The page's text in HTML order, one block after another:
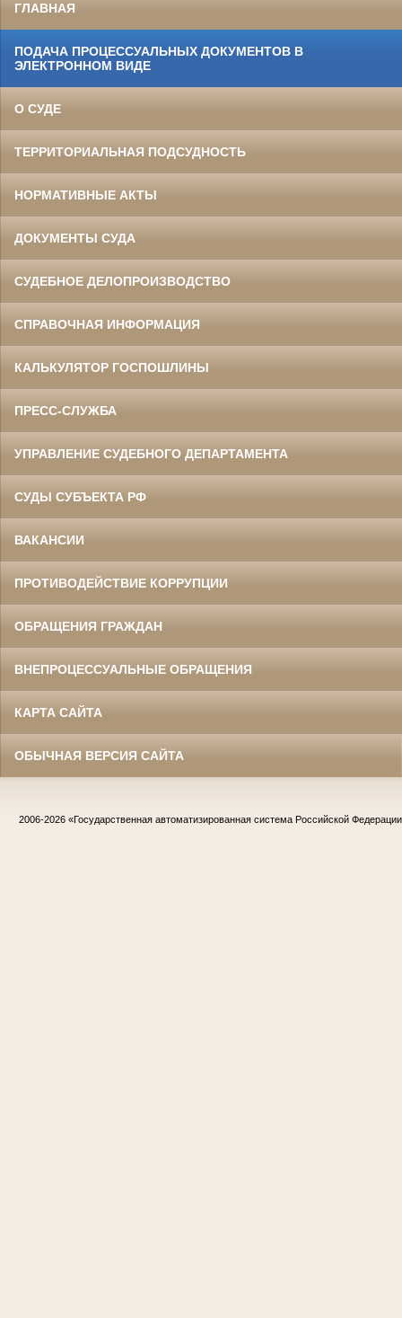
ГЛАВНАЯ
ПОДАЧА ПРОЦЕССУАЛЬНЫХ ДОКУМЕНТОВ В
ЭЛЕКТРОННОМ ВИДЕ
О СУДЕ
ТЕРРИТОРИАЛЬНАЯ ПОДСУДНОСТЬ
НОРМАТИВНЫЕ АКТЫ
ДОКУМЕНТЫ СУДА
СУДЕБНОЕ ДЕЛОПРОИЗВОДСТВО
СПРАВОЧНАЯ ИНФОРМАЦИЯ
КАЛЬКУЛЯТОР ГОСПОШЛИНЫ
ПРЕСС-СЛУЖБА
УПРАВЛЕНИЕ СУДЕБНОГО ДЕПАРТАМЕНТА
СУДЫ СУБЪЕКТА РФ
ВАКАНСИИ
ПРОТИВОДЕЙСТВИЕ КОРРУПЦИИ
ОБРАЩЕНИЯ ГРАЖДАН
ВНЕПРОЦЕССУАЛЬНЫЕ ОБРАЩЕНИЯ
КАРТА САЙТА
ОБЫЧНАЯ ВЕРСИЯ САЙТА
2006-2026 «Государственная автоматизированная система Российской